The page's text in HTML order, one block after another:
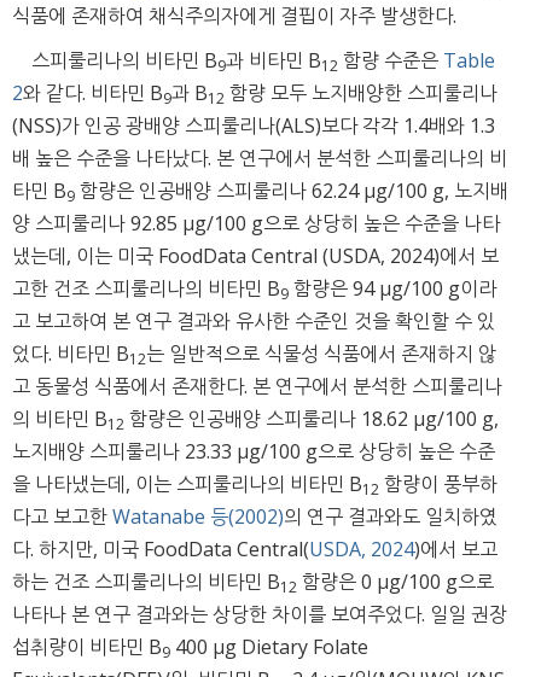
식품에 존재하여 채식주의자에게 결핍이 자주 발생한다.
스피룰리나의 비타민 B9과 비타민 B12 함량 수준은 Table
2와 같다. 비타민 B9과 B12 함량 모두 노지배양한 스피룰리나
(NSS)가 인공 광배양 스피룰리나(ALS)보다 각각 1.4배와 1.3
배 높은 수준을 나타났다. 본 연구에서 분석한 스피룰리나의 비
타민 B9 함량은 인공배양 스피룰리나 62.24 μg/100 g, 노지배
양 스피룰리나 92.85 μg/100 g으로 상당히 높은 수준을 나타
냈는데, 이는 미국 FoodData Central (USDA, 2024)에서 보
고한 건조 스피룰리나의 비타민 B9 함량은 94 μg/100 g이라
고 보고하여 본 연구 결과와 유사한 수준인 것을 확인할 수 있
었다. 비타민 B12는 일반적으로 식물성 식품에서 존재하지 않
고 동물성 식품에서 존재한다. 본 연구에서 분석한 스피룰리나
의 비타민 B12 함량은 인공배양 스피룰리나 18.62 μg/100 g,
노지배양 스피룰리나 23.33 μg/100 g으로 상당히 높은 수준
을 나타냈는데, 이는 스피룰리나의 비타민 B12 함량이 풍부하
다고 보고한Watanabe 등(2002)의 연구 결과와도 일치하였
다. 하지만, 미국 FoodData Central(USDA, 2024)에서 보고
하는 건조 스피룰리나의 비타민 B12 함량은 0 μg/100 g으로
나타나 본 연구 결과와는 상당한 차이를 보여주었다. 일일 권장
섭취량이 비타민 B9 400 μg Dietary Folate